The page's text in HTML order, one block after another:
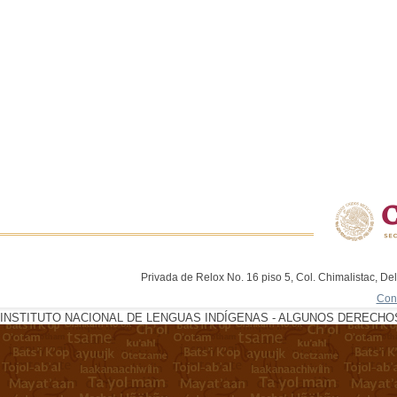
Privada de Relox No. 16 piso 5, Col. Chimalistac,
INSTITUTO NACIONAL DE LENGUAS INDÍGENAS - ALGUNOS